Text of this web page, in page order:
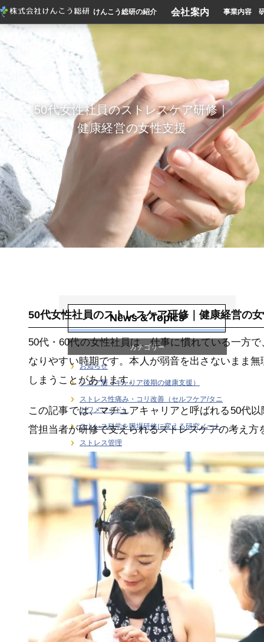
けんこう総研の紹介 会社案内 事業内容
50代女性社員のストレスケア研修｜
健康経営の女性支援
50代女性社員のストレスケア研修｜健康経営の
50代・60代の女性社員は、仕事に慣れている一方
なりやすい時期です。本人が弱音を出さないまま
しまうことがあります。
この記事では、マチュアキャリアと呼ばれる50代
営担当者が研修で支えられるストレスケアの考え方
News & Topics
カテゴリー
お知らせ
シニア層（キャリア後期の健康支援）
ストレス性痛み・コリ改善（セルフケア/タニ
カワメソッド）
ストレス科学を職場研修に変える研究ノート
ストレス管理
ストレス計測・行動変容｜健康経営のKPI設計
と研修効果測定
デスクワーカーの健康支援
メディア
ユーストレス（良性ストレス）
ライフステージ別健康支援
ラインケア・管理職支援
介護・福祉職の感情労働ストレス
健康経営
健康経営戦略・KPI・エビデンス
働き方 × 健康支援
労働安全衛生